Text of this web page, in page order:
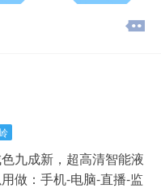
册与登录如何成为本站的注
只要按照如下提示操作便可。
可以直接点击“发布信息”按钮
标。用户名有什么用？可以更
网站的通行证，每个人都会有
所发布的每一条信息中也会显
份的标志。目前本网站上的用
九成新，超高清智能液
做：手机-电脑-直播-监